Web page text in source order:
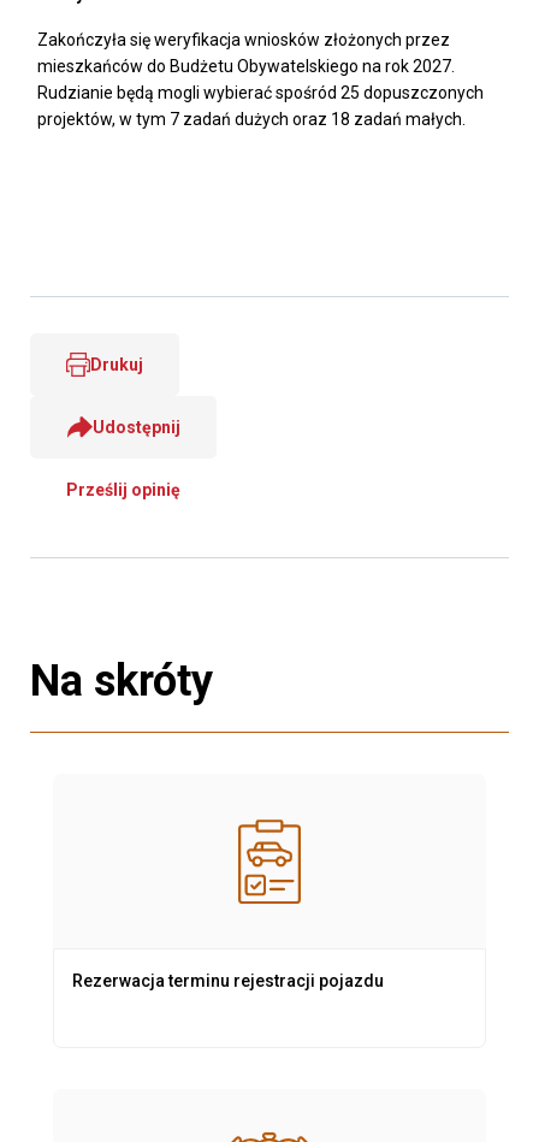
Zakończyła się weryfikacja wniosków złożonych przez
mieszkańców do Budżetu Obywatelskiego na rok 2027.
Rudzianie będą mogli wybierać spośród 25 dopuszczonych
projektów, w tym 7 zadań dużych oraz 18 zadań małych.
Drukuj
Udostępnij
Prześlij opinię
Na skróty
Rezerwacja terminu rejestracji pojazdu